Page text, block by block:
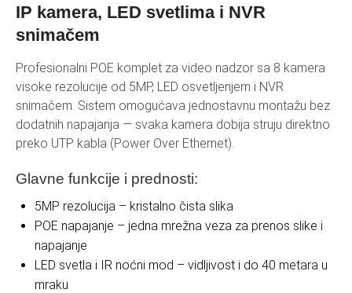
IP kamera, LED svetlima i NVR
snimačem
Profesionalni POE komplet za video nadzor sa 8 kamera
visoke rezolucije od 5MP, LED osvetljenjem i NVR
snimačem. Sistem omogućava jednostavnu montažu bez
dodatnih napajanja — svaka kamera dobija struju direktno
preko UTP kabla (Power Over Ethernet).
Glavne funkcije i prednosti:
5MP rezolucija – kristalno čista slika
POE napajanje – jedna mrežna veza za prenos slike i
napajanje
LED svetla i IR noćni mod – vidljivost i do 40 metara u
mraku